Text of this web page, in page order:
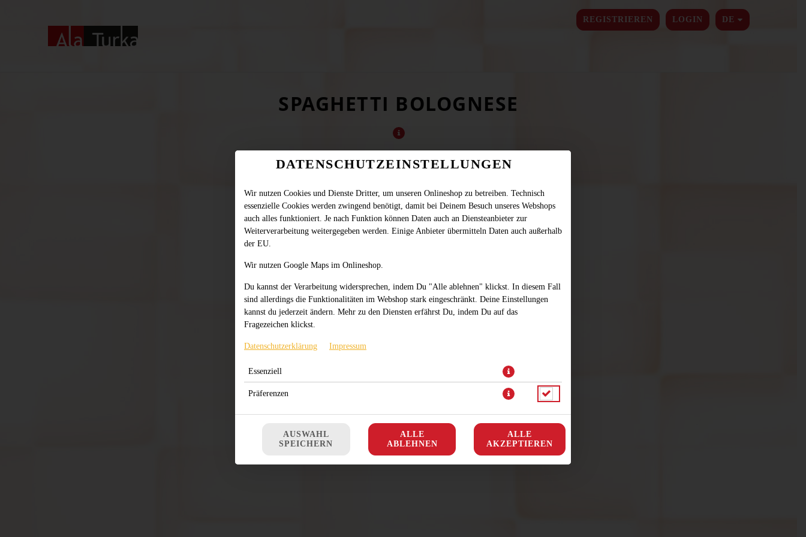
REGISTRIEREN LOGIN DE
SPRACHE
SPAGHETTI BOLOGNESE
mit Bolognese Sauce (Rindfleisch)
JETZT BESTELLEN
DATENSCHUTZEINSTELLUNGEN
Wir nutzen Cookies und Dienste Dritter, um unseren Onlineshop zu betreiben. Technisch
essenzielle Cookies werden zwingend benötigt, damit bei Deinem Besuch unseres Webshops
auch alles funktioniert. Je nach Funktion können Daten auch an Diensteanbieter zur
Weiterverarbeitung weitergegeben werden. Einige Anbieter übermitteln Daten auch außerhalb
der EU.
Wir nutzen Google Maps im Onlineshop.
Du kannst der Verarbeitung widersprechen, indem Du "Alle ablehnen" klickst. In diesem Fall
sind allerdings die Funktionalitäten im Webshop stark eingeschränkt. Deine Einstellungen
kannst du jederzeit ändern. Mehr zu den Diensten erfährst Du, indem Du auf das
Fragezeichen klickst.
Datenschutzerklärung Impressum
Essenziell
Präferenzen
AUSWAHL
SPEICHERN
ALLE
ABLEHNEN
ALLE
AKZEPTIEREN